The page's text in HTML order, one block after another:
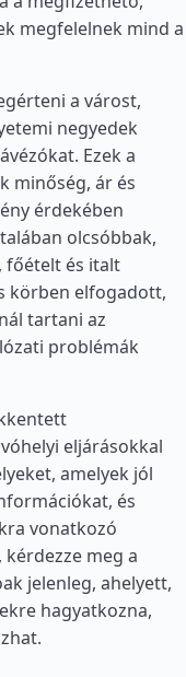
megfelelnek mind a
a várost,
negyedek
Ezek a
minőség, ár és
érdekében
olcsóbbak,
főételt és italt
körben elfogadott,
tartani az
problémák
eljárásokkal
amelyek jól
és
vonatkozó
meg a
jelenleg, ahelyett,
hagyatkozna,